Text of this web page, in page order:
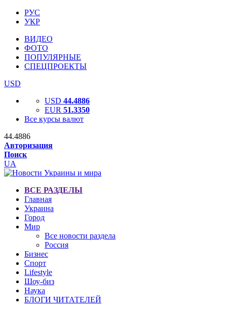
РУС
УКР
ВИДЕО
ФОТО
ПОПУЛЯРНЫЕ
СПЕЦПРОЕКТЫ
USD
USD 44.4886
EUR 51.3350
Все курсы валют
44.4886
Авторизация
Поиск
UA
ВСЕ РАЗДЕЛЫ
Главная
Украина
Город
Мир
Все новости раздела
Россия
Бизнес
Спорт
Lifestyle
Шоу-биз
Наука
БЛОГИ ЧИТАТЕЛЕЙ